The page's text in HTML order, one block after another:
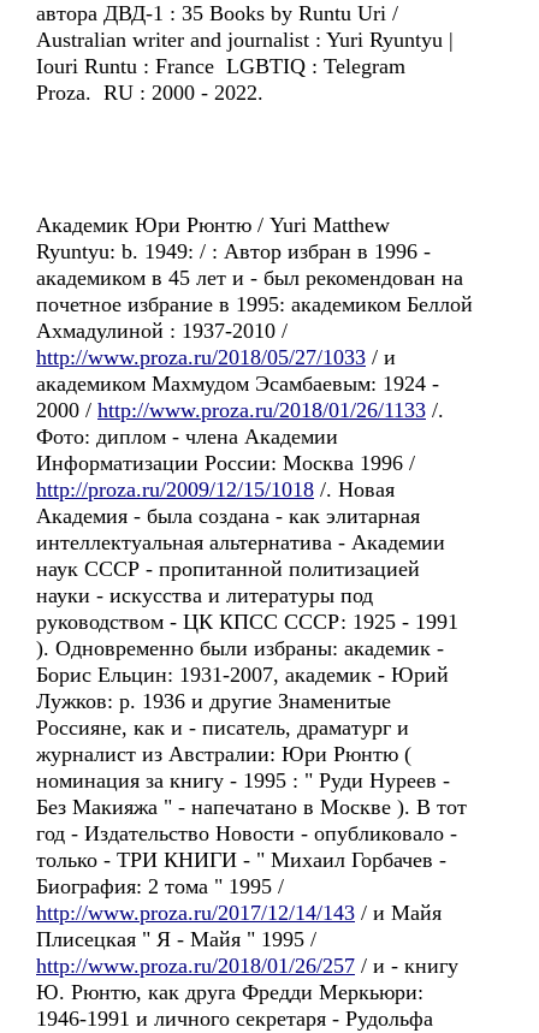
автора ДВД-1 : 35 Books by Runtu Uri /
Australian writer and journalist : Yuri Ryuntyu |
Iouri Runtu : France LGBTIQ : Telegram
Proza. RU : 2000 - 2022.
Академик Юри Рюнтю / Yuri Matthew
Ryuntyu: b. 1949: / : Автор избран в 1996 -
академиком в 45 лет и - был рекомендован на
почетное избрание в 1995: академиком Беллой
Ахмадулиной : 1937-2010 /
http://www.proza.ru/2018/05/27/1033 / и
академиком Махмудом Эсамбаевым: 1924 -
2000 / http://www.proza.ru/2018/01/26/1133 /.
Фото: диплом - члена Академии
Информатизации России: Москва 1996 /
http://proza.ru/2009/12/15/1018 /. Новая
Академия - была создана - как элитарная
интеллектуальная альтернатива - Академии
наук СССР - пропитанной политизацией
науки - искусства и литературы под
руководством - ЦК КПСС СССР: 1925 - 1991
). Одновременно были избраны: академик -
Борис Ельцин: 1931-2007, академик - Юрий
Лужков: р. 1936 и другие Знаменитые
Россияне, как и - писатель, драматург и
журналист из Австралии: Юри Рюнтю (
номинация за книгу - 1995 : " Руди Нуреев -
Без Макияжа " - напечатано в Москве ). В тот
год - Издательство Новости - опубликовало -
только - ТРИ КНИГИ - " Михаил Горбачев -
Биография: 2 тома " 1995 /
http://www.proza.ru/2017/12/14/143 / и Майя
Плисецкая " Я - Майя " 1995 /
http://www.proza.ru/2018/01/26/257 / и - книгу
Ю. Рюнтю, как друга Фредди Меркьюри:
1946-1991 и личного секретаря - Рудольфа